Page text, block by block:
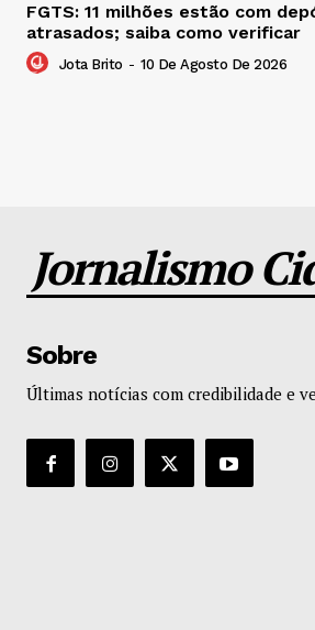
FGTS: 11 milhões estão com
atrasados; saiba como verificar
Jota Brito - 10 De Agosto De 2026
Jornalismo
Sobre
Últimas notícias com credibilidade e